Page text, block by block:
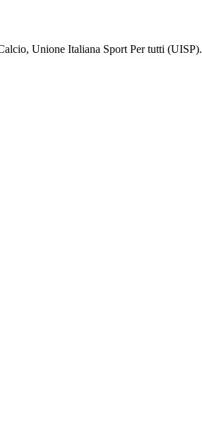
Unione Italiana Sport Per tutti (UISP).